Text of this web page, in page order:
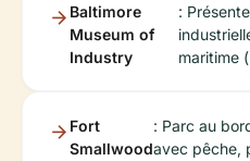
Baltimore
Museum of
Industry
:
maritime (
Fort
Smallwood
: Parc au
avec pêche,